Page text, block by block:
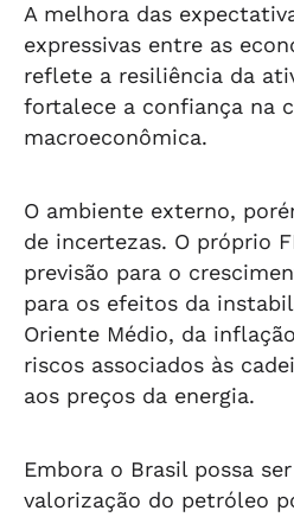
A melhora das
expressivas entre as
reflete a resiliência da
fortalece a confiança na
macroeconômica.
O ambiente externo,
de incertezas. O próprio
previsão para o
para os efeitos da
Oriente Médio, da
riscos associados às
aos preços da energia.
Embora o Brasil possa
valorização do petróleo